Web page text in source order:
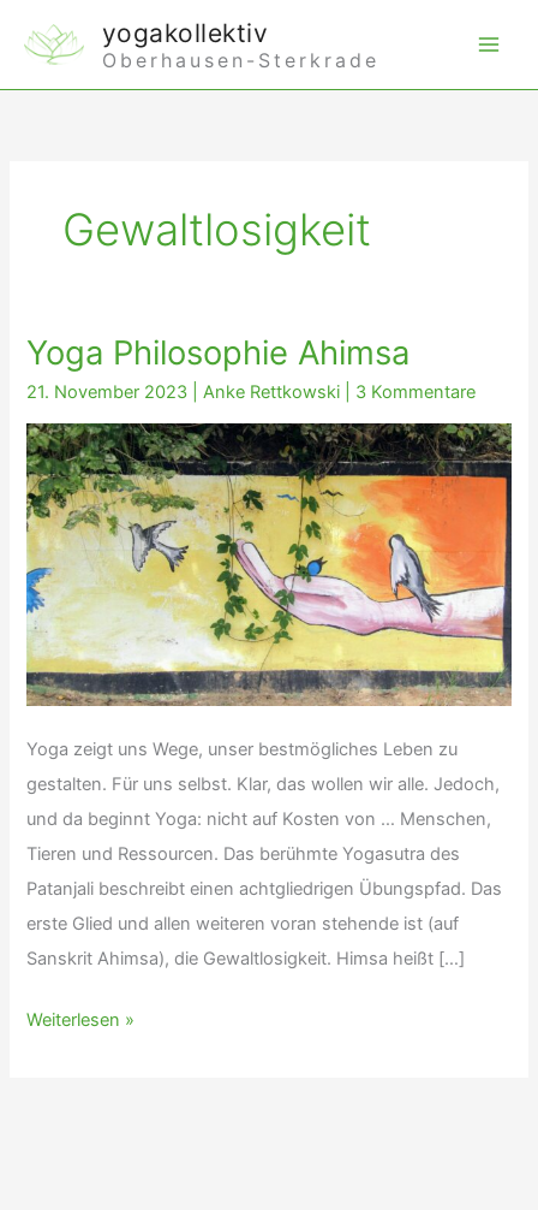
Inhalt
springen
yogakollektiv
Oberhausen-Sterkrade
Gewaltlosigkeit
Yoga Philosophie Ahimsa
21. November 2023 |Anke Rettkowski 3 Kommentare
Yoga zeigt uns Wege, unser bestmögliches Leben zu
gestalten. Für uns selbst. Klar, das wollen wir alle. Jedoch,
und da beginnt Yoga: nicht auf Kosten von … Menschen,
Tieren und Ressourcen. Das berühmte Yogasutra des
Patanjali beschreibt einen achtgliedrigen Übungspfad. Das
erste Glied und allen weiteren voran stehende ist (auf
Sanskrit Ahimsa), die Gewaltlosigkeit. Himsa heißt […]
Yoga
Weiterlesen »